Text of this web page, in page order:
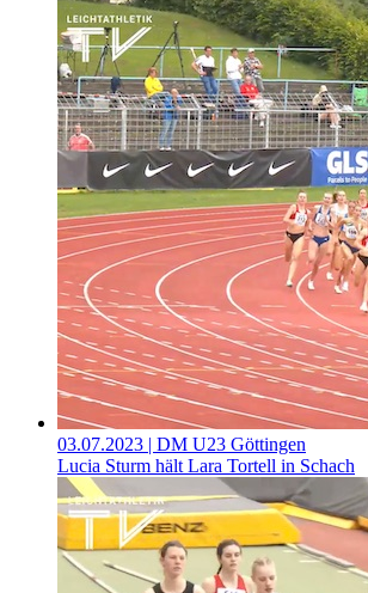
03.07.2023 | DM U23 Göttingen
Lucia Sturm hält Lara Tortell in Schach